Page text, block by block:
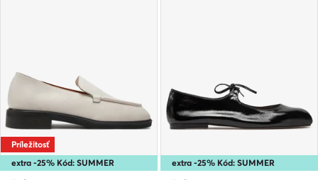
extra -25% Kód: SUMMER
Príležitosť
extra -25% Kód: SUMMER